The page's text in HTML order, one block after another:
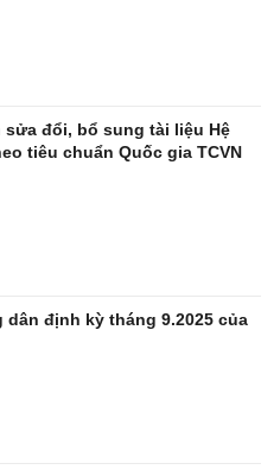
đổi, bổ sung tài liệu Hệ
tiêu chuẩn Quốc gia TCVN
định kỳ tháng 9.2025 của